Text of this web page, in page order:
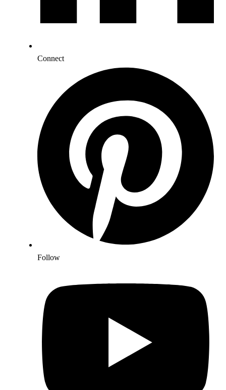
Connect
Follow